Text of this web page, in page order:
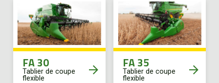
FA 30
Tablier de coupe
flexible
FA 35
Tablier de coupe
flexible